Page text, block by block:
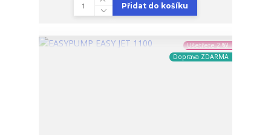
Přidat do košíku
Ušetřete 2 %!
Doprava ZDARMA